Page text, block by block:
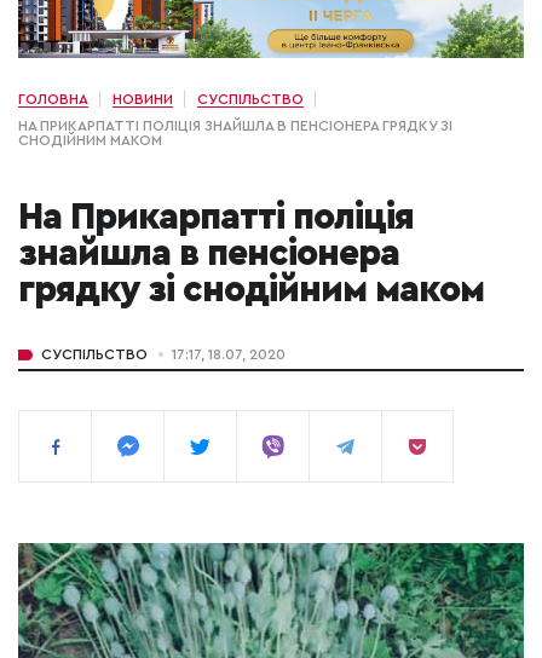
ГОЛОВНА НОВИНИ
СУСПІЛЬСТВО
НА ПРИКАРПАТТІ ПОЛІЦІЯ ЗНАЙШЛА В ПЕНСІОНЕРА ГРЯДКУ ЗІ
СНОДІЙНИМ МАКОМ
На Прикарпатті поліція
знайшла в пенсіонера
грядку зі снодійним маком
СУСПІЛЬСТВО 17:17, 18.07, 2020